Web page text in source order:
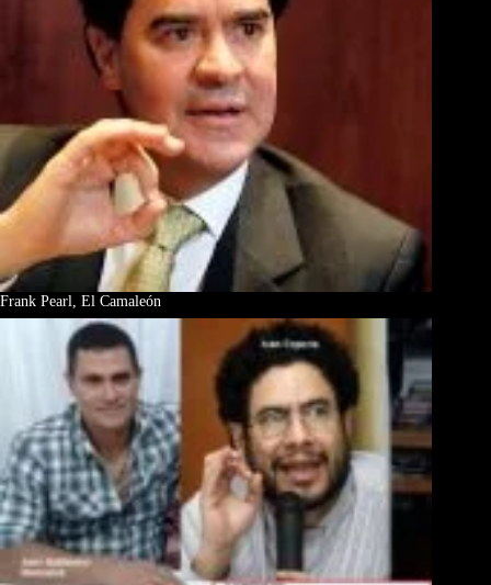
Frank Pearl, El Camaleón